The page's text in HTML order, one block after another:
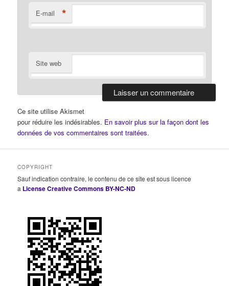
E-mail *
Site web
Ce site utilise Akismet
pour réduire les indésirables. En savoir plus sur la façon dont les
données de vos commentaires sont traitées.
COPYRIGHT
Sauf indication contraire, le contenu de ce site est sous licence
a License Creative Commons BY-NC-ND